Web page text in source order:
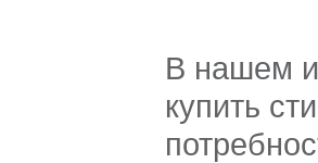
В нашем
купить